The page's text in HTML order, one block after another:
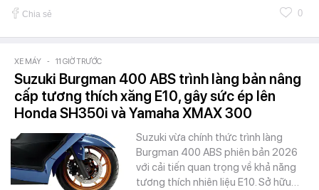
Chia sẻ 0
XE MÁY - 11 GIỜ TRƯỚC
Suzuki Burgman 400 ABS trình làng bản nâng
cấp tương thích xăng E10, gây sức ép lên
Honda SH350i và Yamaha XMAX 300
Suzuki vừa chính thức trình làng
Burgman 400 ABS phiên bản 2026
với cải tiến quan trọng về khả năng
tương thích nhiên liệu E10. Sở hữu…